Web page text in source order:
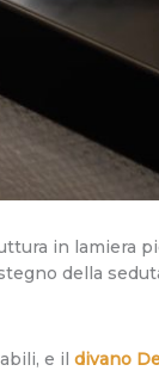
in lamiera
della
e ildivano